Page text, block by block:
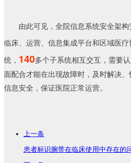
由此可见，全院信息系统安全架构
临床、运营、信息集成平台和区域医疗
统， 140多个子系统相互交互，需要
面配合才能在出现故障时，及时解决
信息安全，保证医院正常运营。
上一条
患者标识腕带在临床使用中存在的